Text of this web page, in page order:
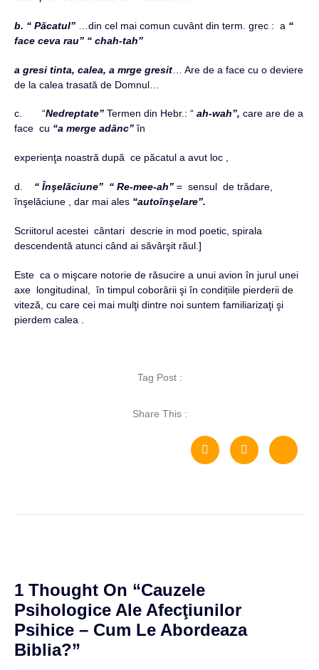
b. “ Păcatul” …din cel mai comun cuvânt din term. grec : a “
face ceva rau” “ chah-tah”
a gresi tinta, calea, a mrge gresit … Are de a face cu o deviere
de la calea trasată de Domnul…
c. “Nedreptate” Termen din Hebr.: “ ah-wah”, care are de a
face cu “a merge adânc”în
experienţa noastră după ce păcatul a avut loc ,
d. “ Înşelăciune” “ Re-mee-ah” = sensul de trădare,
înşelăciune , dar mai ales “autoînşelare”.
Scriitorul acestei cântari descrie in mod poetic, spirala
descendentă atunci când ai săvârşit răul.]
Este ca o mişcare notorie de răsucire a unui avion în jurul unei
axe longitudinal, în timpul coborârii şi în condițiile pierderii de
viteză, cu care cei mai mulţi dintre noi suntem familiarizaţi şi
pierdem calea .
Tag Post :
Share This :
1 Thought On “Cauzele
Psihologice Ale Afecţiunilor
Psihice – Cum Le Abordeaza
Biblia?”